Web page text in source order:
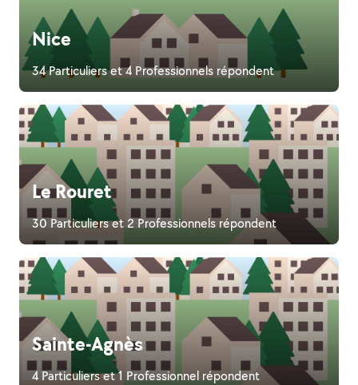
Nice
34 Particuliers et 4 Professionnels répondent
Le Rouret
30 Particuliers et 2 Professionnels répondent
Sainte-Agnès
4 Particuliers et 1 Professionnel répondent